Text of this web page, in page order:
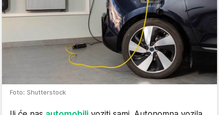
Foto: Shutterstock